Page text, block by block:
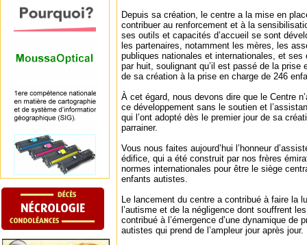
Depuis sa création, le centre a la mise en
contribuer au renforcement et à la
ses outils et capacités d’accueil se sont
les partenaires, notamment les mères, les
publiques nationales et internationales, et
par huit, soulignant qu’il est passé de la prise
de sa création à la prise en charge de 246
À cet égard, nous devons dire que le Centre
ce développement sans le soutien et
qui l’ont adopté dès le premier jour de sa
parrainer.
Vous nous faites aujourd’hui l’honneur
édifice, qui a été construit par nos frères
normes internationales pour être le siège
enfants autistes.
Le lancement du centre a contribué à faire la
l’autisme et de la négligence dont souffrent
contribué à l’émergence d’une dynamique de
autistes qui prend de l’ampleur jour après jour.